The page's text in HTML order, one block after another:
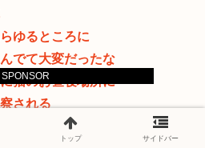
SPONSOR
ゆるところに
でて大変だったな
猫のお昼寝場所に
される
昼寝するのは結構だが
トップ サイドバー